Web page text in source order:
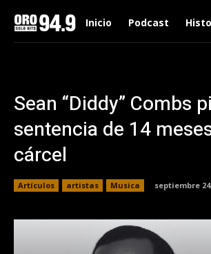
Inicio Podcast
Sean “Diddy” Combs
sentencia de 14
cárcel
Artículos artistas Musica septiembre